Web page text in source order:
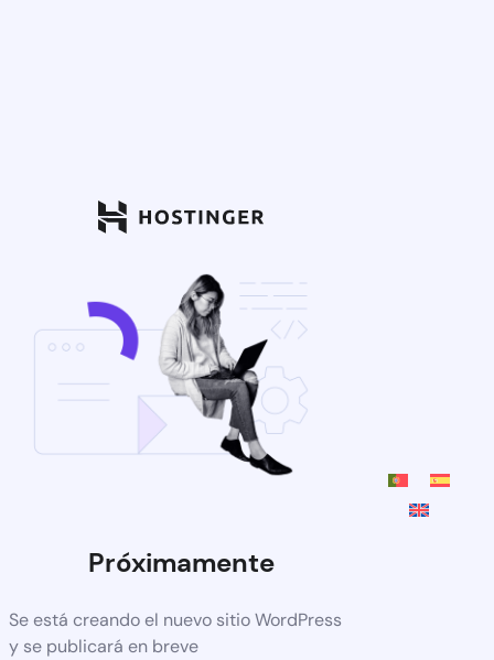
Próximamente
Se está creando el nuevo sitio WordPress
y se publicará en breve